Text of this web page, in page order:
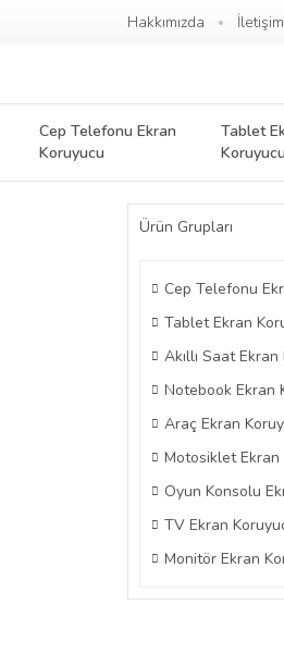
Hakkımızda İletişim
Cep Telefonu Ekran
Koruyucu
Tablet
Ürün Grupları
Cep Telefonu
Tablet Ekran
Akıllı Saat
Notebook Ekran
Araç Ekran
Motosiklet Ekran
Oyun Konsolu
TV Ekran
Monitör Ekran